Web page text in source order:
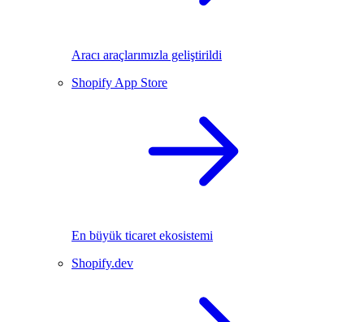
Aracı araçlarımızla geliştirildi
Shopify App Store
En büyük ticaret ekosistemi
Shopify.dev